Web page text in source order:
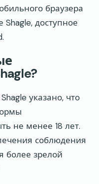
браузера
доступное
указано, что
не менее 18 лет.
соблюдения
более зрелой